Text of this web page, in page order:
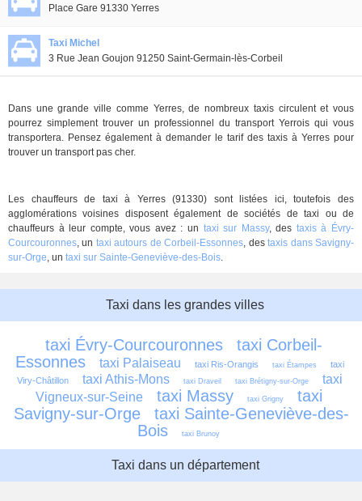
Place Gare 91330 Yerres
Taxi Michel
3 Rue Jean Goujon 91250 Saint-Germain-lès-Corbeil
Dans une grande ville comme Yerres, de nombreux taxis circulent et vous
pourrez simplement trouver un professionnel du transport Yerrois qui vous
transportera. Pensez également à demander le tarif des taxis à Yerres pour
trouver un transport pas cher.
Les chauffeurs de taxi à Yerres (91330) sont listées ici, toutefois des
agglomérations voisines disposent également de sociétés de taxi ou de
chauffeurs à leur compte, vous avez : un taxi sur Massy, des taxis à Évry-
Courcouronnes, un taxi autours de Corbeil-Essonnes, destaxis dans Savigny-
sur-Orge, un taxi sur Sainte-Geneviève-des-Bois.
Taxi dans les grandes villes
taxi Évry-Courcouronnes
taxi Corbeil-
Essonnes
taxi Palaiseau taxi Ris-Orangis taxi Étampes
taxi
Viry-Châtillon
taxi Athis-Mons taxi Draveil taxi Brétigny-sur-Orge
taxi
Vigneux-sur-Seine
taxi Massy taxi Grigny
taxi
Savigny-sur-Orge
taxi Sainte-Geneviève-des-
Bois
taxi Brunoy
Taxi dans un département